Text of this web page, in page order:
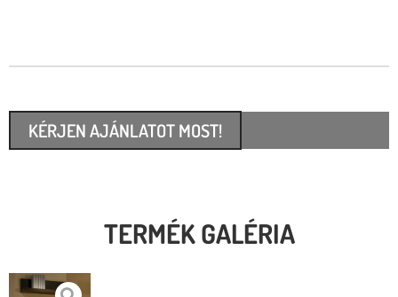
KÉRJEN AJÁNLATOT MOST!
TERMÉK GALÉRIA